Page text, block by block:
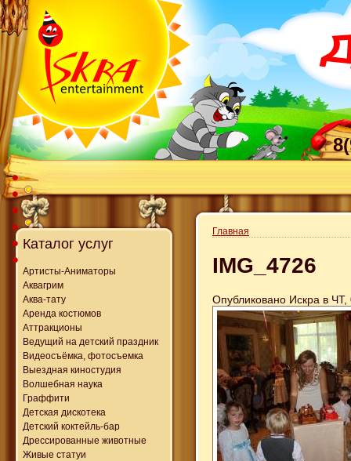
Каталог услуг
Артисты-Аниматоры
Аквагрим
Аква-тату
Аренда костюмов
Аттракционы
Ведущий на детский праздник
Видеосъёмка, фотосъемка
Выездная киностудия
Волшебная наука
Граффити
Детская дискотека
Детский коктейль-бар
Дрессированные животные
Живые статуи
Главная
IMG_4726
Опубликовано Искра в